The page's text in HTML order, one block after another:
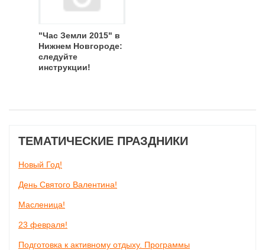
"Час Земли 2015" в
Нижнем Новгороде:
следуйте
инструкции!
ТЕМАТИЧЕСКИЕ ПРАЗДНИКИ
Новый Год!
День Святого Валентина!
Масленица!
23 февраля!
Подготовка к активному отдыху. Программы